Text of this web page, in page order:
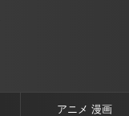
アニメ 漫画